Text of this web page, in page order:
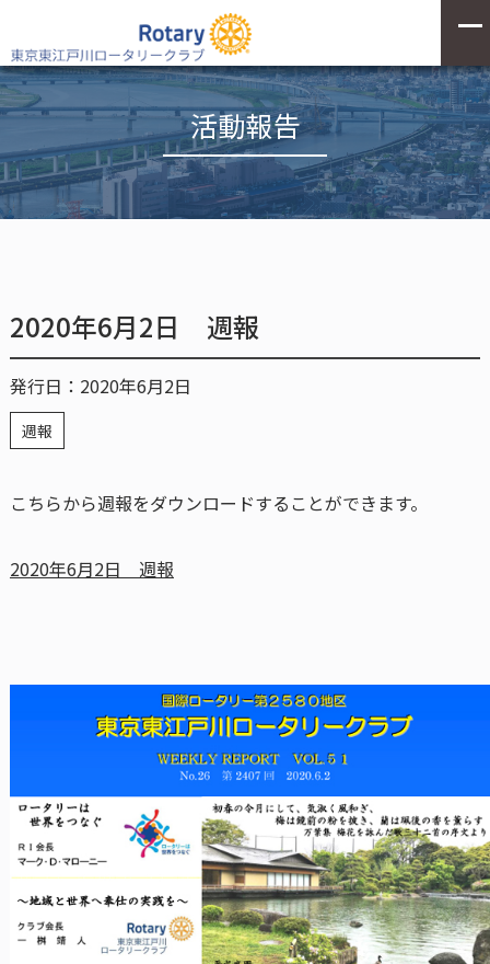
活動報告
2020年6月2日 週報
発行日：2020年6月2日
週報
こちらから週報をダウンロードすることができます。
2020年6月2日 週報